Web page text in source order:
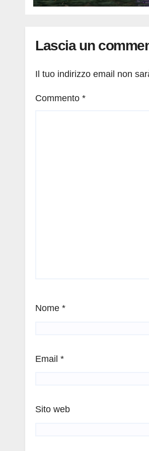
Lascia un
Il tuo indirizzo email non
Commento *
Nome *
Email *
Sito web